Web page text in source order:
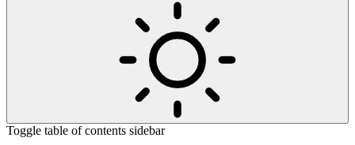
Toggle table of contents sidebar